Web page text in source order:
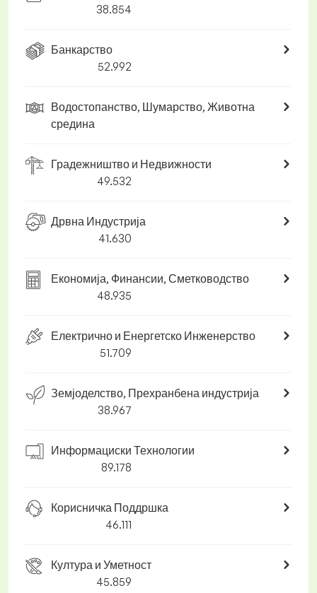
38.854
Банкарство
52.992
Водостопанство, Шумарство, Животна
средина
Градежништво и Недвижности
49.532
Дрвна Индустрија
41.630
Економија, Финансии, Сметководство
48.935
Електрично и Енергетско Инженерство
51.709
Земјоделство, Прехранбена индустрија
38.967
Информациски Технологии
89.178
Корисничка Поддршка
46.111
Култура и Уметност
45.859